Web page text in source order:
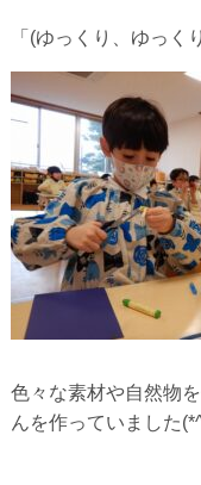
「(ゆっくり、ゆっく
色々な素材や自然物
んを作っていました